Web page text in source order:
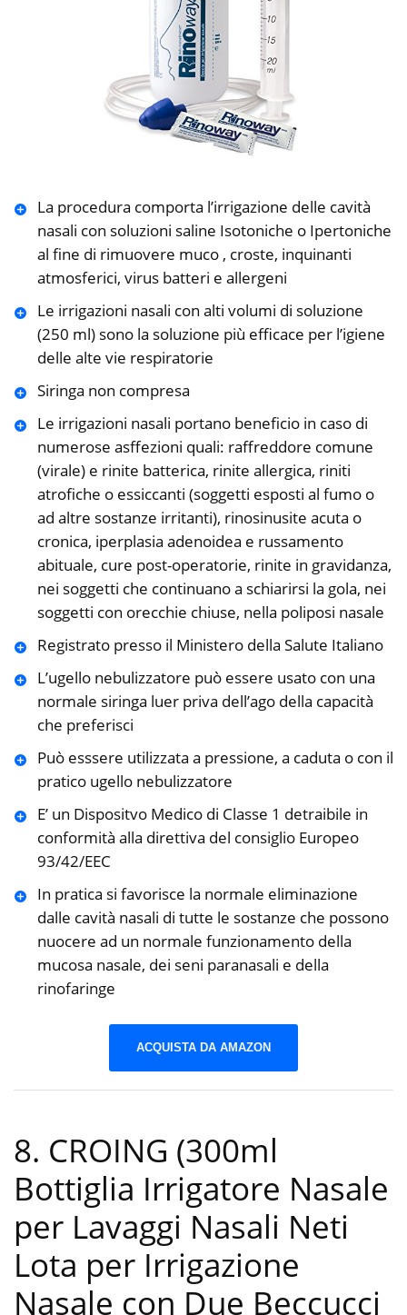
La procedura comporta l’irrigazione delle cavità
nasali con soluzioni saline Isotoniche o Ipertoniche
al fine di rimuovere muco , croste, inquinanti
atmosferici, virus batteri e allergeni
Le irrigazioni nasali con alti volumi di soluzione
(250 ml) sono la soluzione più efficace per l’igiene
delle alte vie respiratorie
Siringa non compresa
Le irrigazioni nasali portano beneficio in caso di
numerose asffezioni quali: raffreddore comune
(virale) e rinite batterica, rinite allergica, riniti
atrofiche o essiccanti (soggetti esposti al fumo o
ad altre sostanze irritanti), rinosinusite acuta o
cronica, iperplasia adenoidea e russamento
abituale, cure post-operatorie, rinite in gravidanza,
nei soggetti che continuano a schiarirsi la gola, nei
soggetti con orecchie chiuse, nella poliposi nasale
Registrato presso il Ministero della Salute Italiano
L’ugello nebulizzatore può essere usato con una
normale siringa luer priva dell’ago della capacità
che preferisci
Può esssere utilizzata a pressione, a caduta o con il
pratico ugello nebulizzatore
E’ un Dispositvo Medico di Classe 1 detraibile in
conformità alla direttiva del consiglio Europeo
93/42/EEC
In pratica si favorisce la normale eliminazione
dalle cavità nasali di tutte le sostanze che possono
nuocere ad un normale funzionamento della
mucosa nasale, dei seni paranasali e della
rinofaringe
ACQUISTA DA AMAZON
8. CROING (300ml
Bottiglia Irrigatore Nasale
per Lavaggi Nasali Neti
Lota per Irrigazione
Nasale con Due Beccucci